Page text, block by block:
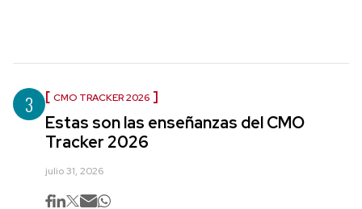
3 CMO TRACKER 2026
Estas son las enseñanzas del CMO
Tracker 2026
julio 31, 2026